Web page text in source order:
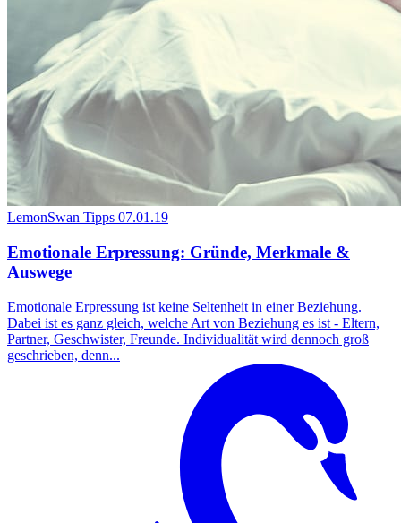
LemonSwan Tipps 07.01.19
Emotionale Erpressung: Gründe, Merkmale &
Auswege
Emotionale Erpressung ist keine Seltenheit in einer Beziehung.
Dabei ist es ganz gleich, welche Art von Beziehung es ist - Eltern,
Partner, Geschwister, Freunde. Individualität wird dennoch groß
geschrieben, denn...